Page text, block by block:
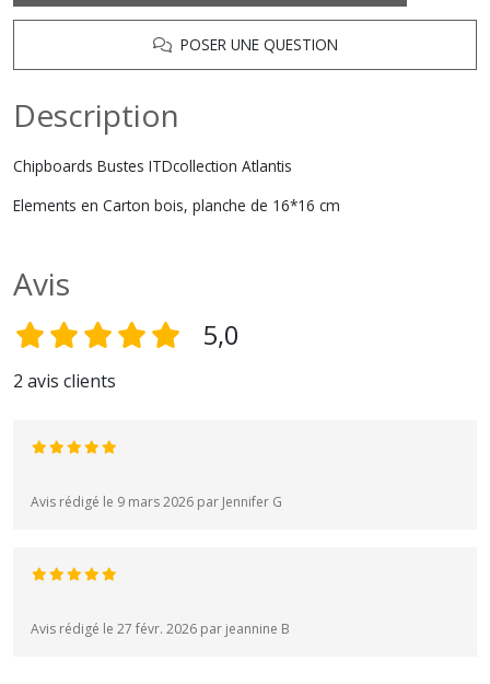
POSER UNE QUESTION
Description
Chipboards Bustes ITDcollection Atlantis
Elements en Carton bois, planche de 16*16 cm
Avis
5,0
2 avis clients
Avis rédigé le 9 mars 2026 par Jennifer G
Avis rédigé le 27 févr. 2026 par jeannine B